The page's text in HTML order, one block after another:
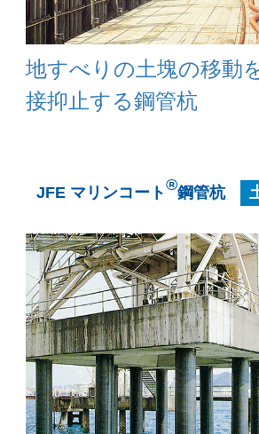
地すべりの土塊の移動
接抑止する鋼管杭
JFE マリンコート®鋼管杭